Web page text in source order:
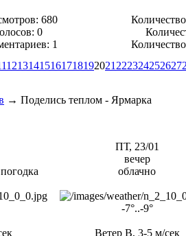
680
0
1
12131415161718192021 222324252627
→ Поделись теплом - Ярмарка
ПТ, 23/01
вечер
облачно
-7°..-9°
Ветер В, 3-5 м/сек